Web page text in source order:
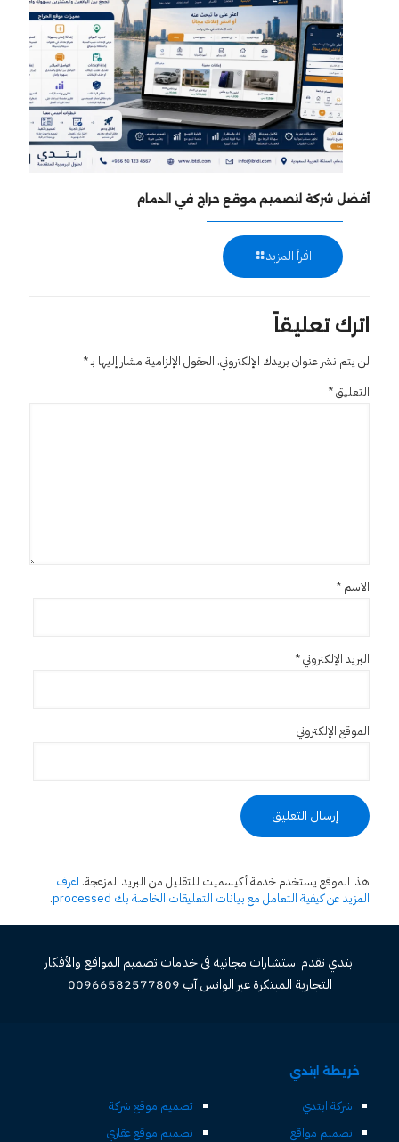
أفضل شركة لتصميم موقع حراج في الدمام
اقرأ المزيد
اترك تعليقاً
لن يتم نشر عنوان بريدك الإلكتروني. الحقول الإلزامية مشار إليها بـ*
التعليق*
الاسم *
البريد الإلكتروني*
الموقع الإلكتروني
هذا الموقع يستخدم خدمة أكيسميت للتقليل من البريد المزعجة. اعرف
المزيد عن كيفية التعامل مع بيانات التعليقات الخاصة بك processed
.
ابتدي تقدم استشارات مجانية فى خدمات تصميم المواقع والأفكار
التجارية المبتكرة عبر الواتس آب 00966582577809
خريطة ابتدي
شركة ابتدي
تصميم مواقع
تصميم موقع شركة
تصميم موقع عقاري